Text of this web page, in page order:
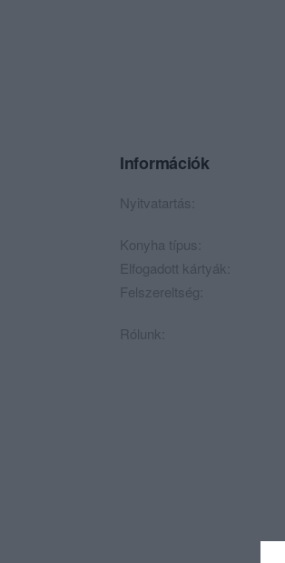
Információk
Nyitvatartás:
Konyha típus:
Elfogadott kártyák:
Felszereltség:
Rólunk: